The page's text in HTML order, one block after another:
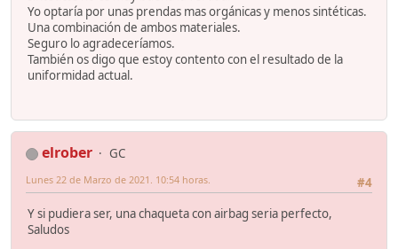
Yo optaría por unas prendas mas orgánicas y menos sintéticas.
Una combinación de ambos materiales.
Seguro lo agradeceríamos.
También os digo que estoy contento con el resultado de la
uniformidad actual.
elrober
GC
#4
Lunes 22 de Marzo de 2021. 10:54 horas.
Y si pudiera ser, una chaqueta con airbag seria perfecto,
Saludos